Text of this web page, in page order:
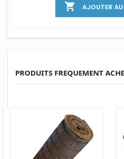
 AJOUTER AU
PRODUITS FREQUEMENT